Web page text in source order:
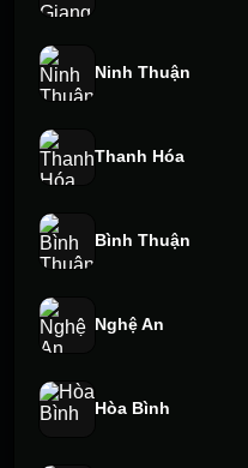
Ninh Thuận
Thanh Hóa
Bình Thuận
Nghệ An
Hòa Bình